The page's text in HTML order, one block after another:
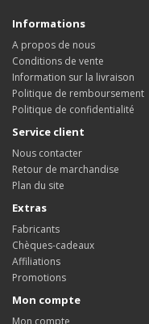
Informations
A propos de nous
Conditions de vente
Information sur la livraison
Politique de remboursement
Politique de confidentialité
Service client
Nous contacter
Retour de marchandise
Plan du site
Extras
Fabricants
Chèques-cadeaux
Affiliations
Promotions
Mon compte
Mon compte